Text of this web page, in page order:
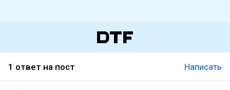
1 ответ на пост Написать